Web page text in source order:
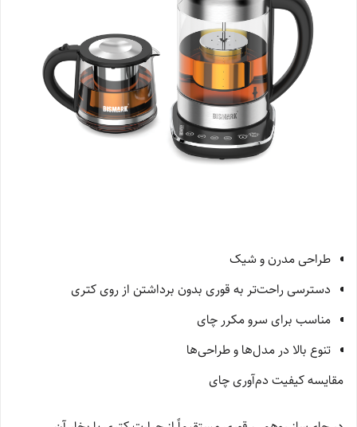
طراحی مدرن و شیک
دسترسی راحت‌تر به قوری بدون برداشتن از روی کتری
مناسب برای سرو مکرر چای
تنوع بالا در مدل‌ها و طراحی‌ها
مقایسه کیفیت دم‌آوری چای